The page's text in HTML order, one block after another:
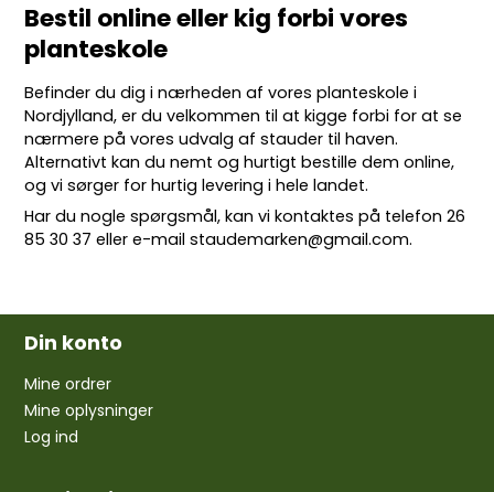
Bestil online eller kig forbi vores
planteskole
Befinder du dig i nærheden af vores planteskole i
Nordjylland, er du velkommen til at kigge forbi for at se
nærmere på vores udvalg af stauder til haven.
Alternativt kan du nemt og hurtigt bestille dem online,
og vi sørger for hurtig levering i hele landet.
Har du nogle spørgsmål, kan vi kontaktes på telefon26
85 30 37 eller e-mailstaudemarken@gmail.com.
Din konto
Mine ordrer
Mine oplysninger
Log ind